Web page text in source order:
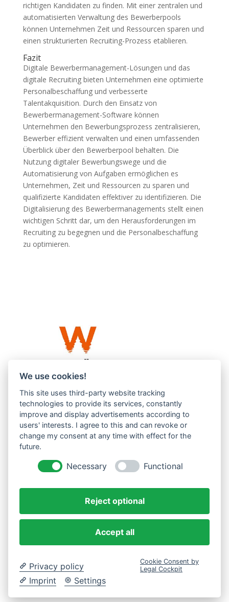
richtigen Kandidaten zu finden. Mit einer zentralen und
automatisierten Verwaltung des Bewerberpools
können Unternehmen Zeit und Ressourcen sparen und
einen strukturierten Recruiting-Prozess etablieren.
Fazit
Digitale Bewerbermanagement-Lösungen und das
digitale Recruiting bieten Unternehmen eine optimierte
Personalbeschaffung und verbesserte
Talentakquisition. Durch den Einsatz von
Bewerbermanagement-Software können
Unternehmen den Bewerbungsprozess zentralisieren,
Bewerber effizient verwalten und einen umfassenden
Überblick über den Bewerberpool behalten. Die
Nutzung digitaler Bewerbungswege und die
Automatisierung von Aufgaben ermöglichen es
Unternehmen, Zeit und Ressourcen zu sparen und
qualifizierte Kandidaten effektiver zu identifizieren. Die
Digitalisierung des Bewerbermanagements stellt einen
wichtigen Schritt dar, um den Herausforderungen im
Recruiting zu begegnen und die Personalbeschaffung
zu optimieren.
Westküste UG (haftungsbeschränkt)
Menzlingen 14 B
51503 Rösrath
Datenschutzerklärung
We use cookies!
This site uses third-party website tracking
technologies to provide its services, constantly
improve and display advertisements according to
users' interests. I agree to this and can revoke or
change my consent at any time with effect for the
future.
Necessary Functional
Reject optional
Accept all
Privacy policy
Imprint
Settings
Cookie Consent by
Legal Cockpit